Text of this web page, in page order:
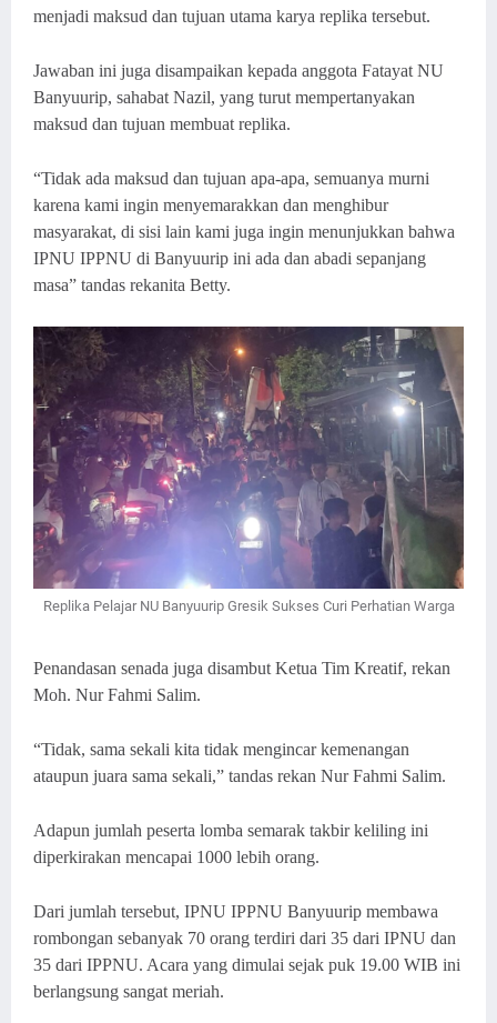
menjadi maksud dan tujuan utama karya replika tersebut.
Jawaban ini juga disampaikan kepada anggota Fatayat NU
Banyuurip, sahabat Nazil, yang turut mempertanyakan
maksud dan tujuan membuat replika.
“Tidak ada maksud dan tujuan apa-apa, semuanya murni
karena kami ingin menyemarakkan dan menghibur
masyarakat, di sisi lain kami juga ingin menunjukkan bahwa
IPNU IPPNU di Banyuurip ini ada dan abadi sepanjang
masa” tandas rekanita Betty.
Replika Pelajar NU Banyuurip Gresik Sukses Curi Perhatian Warga
Penandasan senada juga disambut Ketua Tim Kreatif, rekan
Moh. Nur Fahmi Salim.
“Tidak, sama sekali kita tidak mengincar kemenangan
ataupun juara sama sekali,” tandas rekan Nur Fahmi Salim.
Adapun jumlah peserta lomba semarak takbir keliling ini
diperkirakan mencapai 1000 lebih orang.
Dari jumlah tersebut, IPNU IPPNU Banyuurip membawa
rombongan sebanyak 70 orang terdiri dari 35 dari IPNU dan
35 dari IPPNU. Acara yang dimulai sejak puk 19.00 WIB ini
berlangsung sangat meriah.